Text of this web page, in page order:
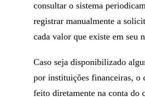
consultar o sistema
registrar manualmente a
cada valor que existe em seu
Caso seja disponibilizado
por instituições financeiras, o
feito diretamente na conta do